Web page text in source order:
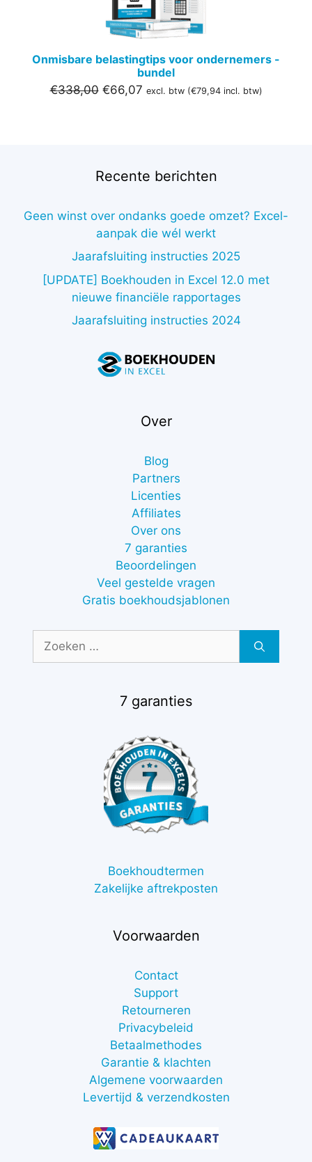
Onmisbare belastingtips voor ondernemers -
bundel
€338,00 Oorspronkelijke
€66,07Huidige
excl. btw (€79,94incl. btw)
Recente berichten
Geen winst over ondanks goede omzet? Excel-
aanpak die wél werkt
Jaarafsluiting instructies 2025
[UPDATE] Boekhouden in Excel 12.0 met
nieuwe financiële rapportages
Jaarafsluiting instructies 2024
Over
Blog
Partners
Licenties
Affiliates
Over ons
7 garanties
Beoordelingen
Veel gestelde vragen
Gratis boekhoudsjablonen
Zoek
7 garanties
Boekhoudtermen
Zakelijke aftrekposten
Voorwaarden
Contact
Support
Retourneren
Privacybeleid
Betaalmethodes
Garantie & klachten
Algemene voorwaarden
Levertijd & verzendkosten